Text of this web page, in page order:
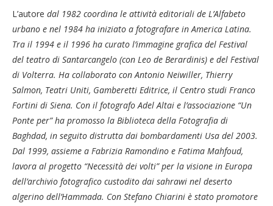
L’autore dal 1982 coordina le attività editoriali de L’Alfabeto
urbano e nel 1984 ha iniziato a fotografare in America Latina.
Tra il 1994 e il 1996 ha curato l’immagine grafica del Festival
del teatro di Santarcangelo (con Leo de Berardinis) e del Festival
di Volterra. Ha collaborato con Antonio Neiwiller, Thierry
Salmon, Teatri Uniti, Gamberetti Editrice, il Centro studi Franco
Fortini di Siena. Con il fotografo Adel Altai e l’associazione “Un
Ponte per” ha promosso la Biblioteca della Fotografia di
Baghdad, in seguito distrutta dai bombardamenti Usa del 2003.
Dal 1999, assieme a Fabrizia Ramondino e Fatima Mahfoud,
lavora al progetto “Necessità dei volti” per la visione in Europa
dell’archivio fotografico custodito dai sahrawi nel deserto
algerino dell’Hammada. Con Stefano Chiarini è stato promotore